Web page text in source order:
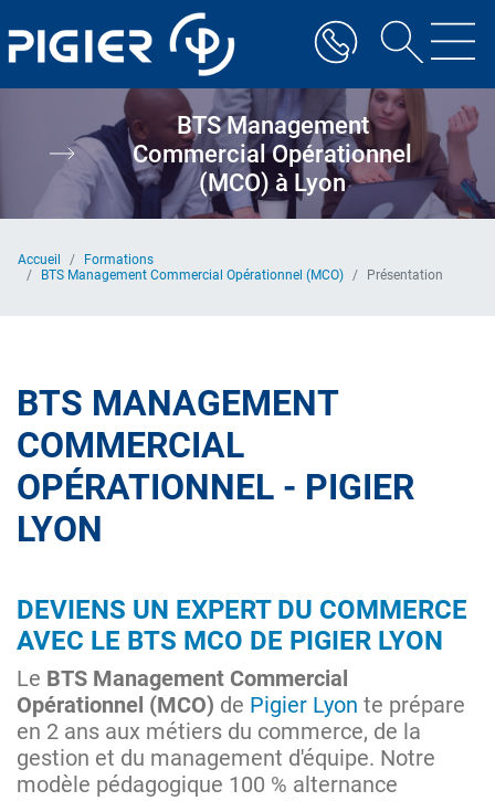
au
contenu
BTS Management
Commercial Opérationnel
(MCO) à Lyon
Accueil
Formations
BTS Management Commercial Opérationnel (MCO)
Présentation
BTS MANAGEMENT
COMMERCIAL
OPÉRATIONNEL - PIGIER
LYON
DEVIENS UN EXPERT DU COMMERCE
AVEC LE BTS MCO DE PIGIER LYON
Le BTS Management Commercial
Opérationnel (MCO) de Pigier Lyon te prépare
en 2 ans aux métiers du commerce, de la
gestion et du management d'équipe. Notre
modèle pédagogique 100 % alternance